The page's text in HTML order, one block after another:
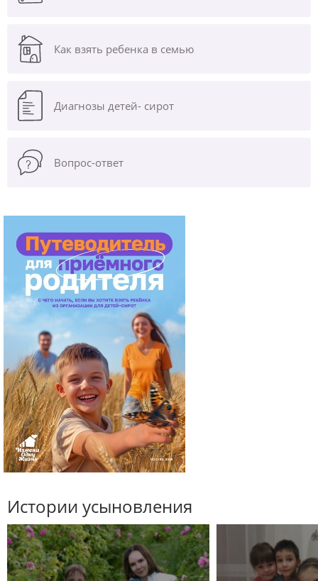
Как взять ребенка в семью
Диагнозы детей- сирот
Вопрос-ответ
Истории усыновления